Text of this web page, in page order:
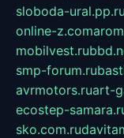
sloboda-ural.pp.ru
online-z.com
mobilvest.ru
smp-forum.ru
avrmotors.ruart-
ecostep-
sko.com.ru